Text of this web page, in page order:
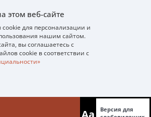
этом веб-сайте
для персонализации и
нашим сайтом.
вы соглашаетесь с
cookie в соответствии с
Aa
Версия для